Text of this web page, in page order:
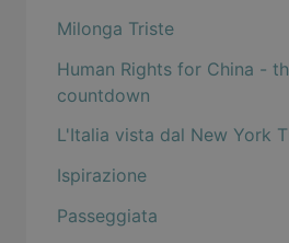
Milonga Triste
Human Rights for China -
countdown
L'Italia vista dal New York
Ispirazione
Passeggiata